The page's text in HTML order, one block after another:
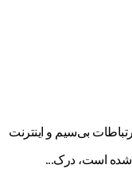
بی‌سیم و اینترنت
شده است، درک...